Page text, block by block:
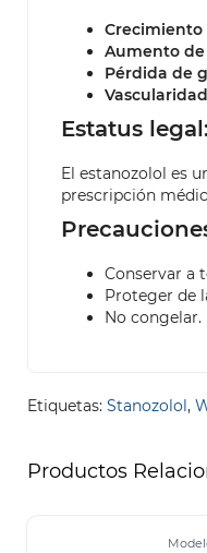
Crecimiento
Aumento de
Pérdida de
Estatus legal:
El estanozolol es
prescripción
Conservar a
Proteger de
No congelar.
Etiquetas: Stanozolol,
Productos